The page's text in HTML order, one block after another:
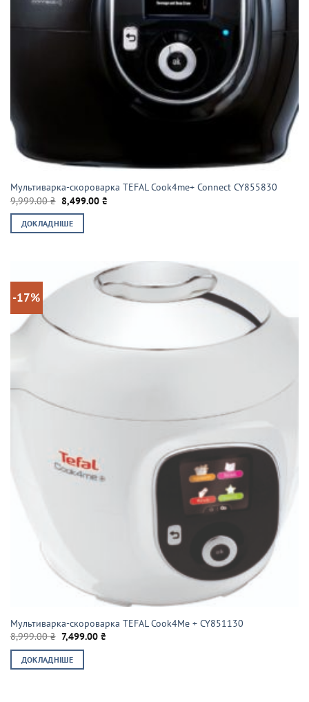
Мультиварка-скороварка TEFAL Cook4me+ Connect CY855830
9,999.00₴ Оригінальна
ціна:
9,999.00 ₴.
8,499.00₴
ДОКЛАДНІШЕ
-17%
Мультиварка-скороварка TEFAL Cook4Me + CY851130
8,999.00₴ Оригінальна
ціна:
8,999.00 ₴.
7,499.00₴
ДОКЛАДНІШЕ